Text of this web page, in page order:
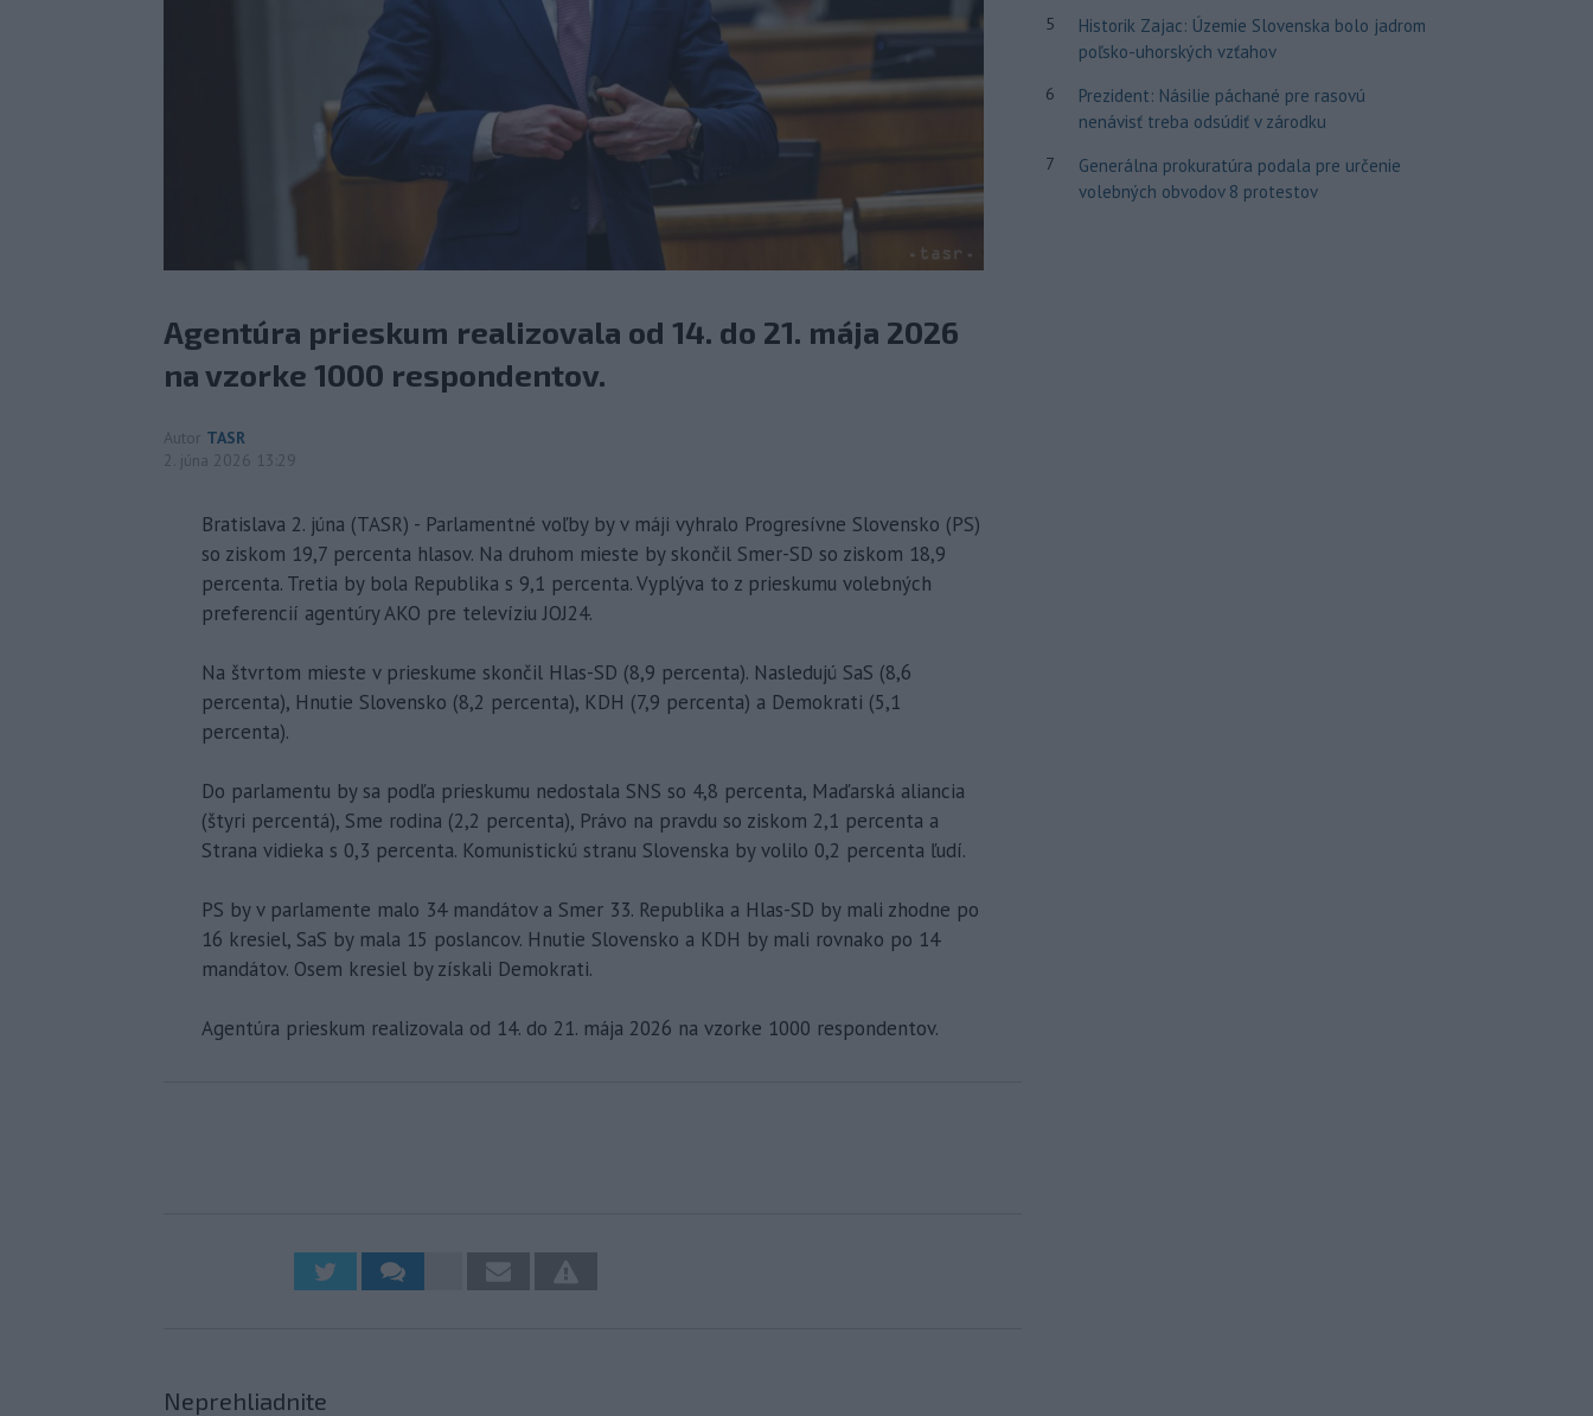
Agentúra prieskum realizovala od 14. do 21. mája 2026
na vzorke 1000 respondentov.
Autor TASR
2. júna 2026 13:29
Bratislava 2. júna (TASR) - Parlamentné voľby by v máji vyhralo Progresívne Slovensko (PS)
so ziskom 19,7 percenta hlasov. Na druhom mieste by skončil Smer-SD so ziskom 18,9
percenta. Tretia by bola Republika s 9,1 percenta. Vyplýva to z prieskumu volebných
preferencií agentúry AKO pre televíziu JOJ24.
Na štvrtom mieste v prieskume skončil Hlas-SD (8,9 percenta). Nasledujú SaS (8,6
percenta), Hnutie Slovensko (8,2 percenta), KDH (7,9 percenta) a Demokrati (5,1
percenta).
Do parlamentu by sa podľa prieskumu nedostala SNS so 4,8 percenta, Maďarská aliancia
(štyri percentá), Sme rodina (2,2 percenta), Právo na pravdu so ziskom 2,1 percenta a
Strana vidieka s 0,3 percenta. Komunistickú stranu Slovenska by volilo 0,2 percenta ľudí.
PS by v parlamente malo 34 mandátov a Smer 33. Republika a Hlas-SD by mali zhodne po
16 kresiel, SaS by mala 15 poslancov. Hnutie Slovensko a KDH by mali rovnako po 14
mandátov. Osem kresiel by získali Demokrati.
Agentúra prieskum realizovala od 14. do 21. mája 2026 na vzorke 1000 respondentov.
5
Historik Zajac: Územie Slovenska bolo jadrom
poľsko-uhorských vzťahov
6
Prezident: Násilie páchané pre rasovú
nenávisť treba odsúdiť v zárodku
7
Generálna prokuratúra podala pre určenie
volebných obvodov 8 protestov
Neprehliadnite